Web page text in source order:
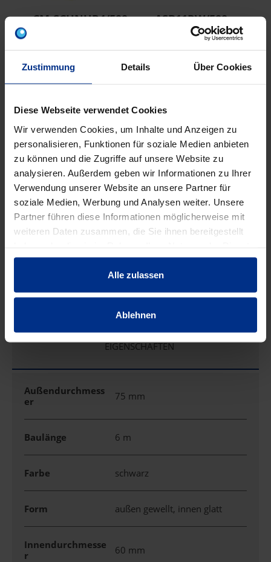
Zustimmung Details Über Cookies
Diese Webseite verwendet Cookies
Wir verwenden Cookies, um Inhalte und Anzeigen zu
personalisieren, Funktionen für soziale Medien anbieten
zu können und die Zugriffe auf unsere Website zu
analysieren. Außerdem geben wir Informationen zu Ihrer
Verwendung unserer Website an unsere Partner für
soziale Medien, Werbung und Analysen weiter. Unsere
Partner führen diese Informationen möglicherweise mit
weiteren Daten zusammen, die Sie ihnen bereitgestellt
gesammelt haben.
Alle zulassen
Ablehnen
CM-SCHNUR4/500
ASB11RW/500
Absperrband 80 mm,
SCHÄCHTE
PE-Kabelschacht
740/830mm
EIGENSCHAFTEN
Außendurchmess
er
75 mm
Baulänge 6 m
Farbe schwarz
Form außen gewellt, innen glatt
Innendurchmesse
r
60 mm